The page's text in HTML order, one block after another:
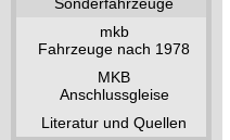
mkb
Fahrzeuge nach 1978
MKB
Anschlussgleise
Literatur und Quellen